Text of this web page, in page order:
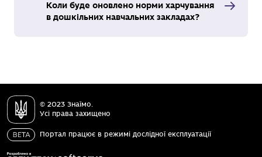
Коли буде оновлено норми харчування
в дошкільних навчальних закладах?
© 2023 Знаїмо.
Усі права захищено
Портал працює в режимі дослідної експлуатації